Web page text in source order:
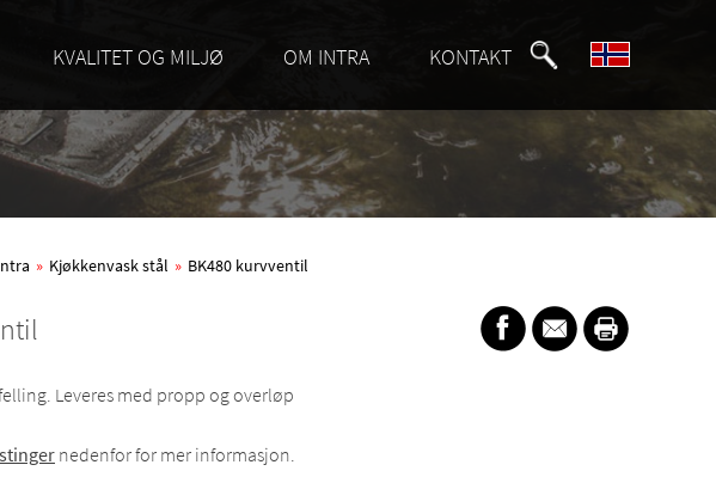
KVALITET OG MILJØ OM INTRA KONTAKT
» Kjøkkenvask stål » BK480 kurvventil
Leveres med propp og overløp
nedenfor for mer informasjon.